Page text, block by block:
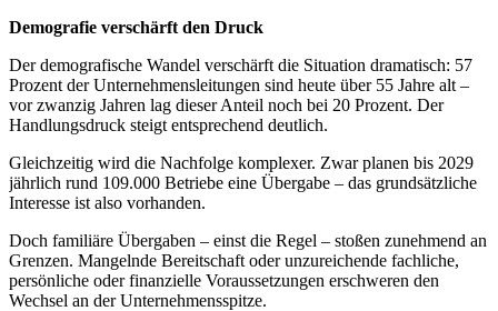
Demografie verschärft den Druck
Der demografische Wandel verschärft die Situation dramatisch: 57
Prozent der Unternehmensleitungen sind heute über 55 Jahre alt –
vor zwanzig Jahren lag dieser Anteil noch bei 20 Prozent. Der
Handlungsdruck steigt entsprechend deutlich.
Gleichzeitig wird die Nachfolge komplexer. Zwar planen bis 2029
jährlich rund 109.000 Betriebe eine Übergabe – das grundsätzliche
Interesse ist also vorhanden.
Doch familiäre Übergaben – einst die Regel – stoßen zunehmend an
Grenzen. Mangelnde Bereitschaft oder unzureichende fachliche,
persönliche oder finanzielle Voraussetzungen erschweren den
Wechsel an der Unternehmensspitze.